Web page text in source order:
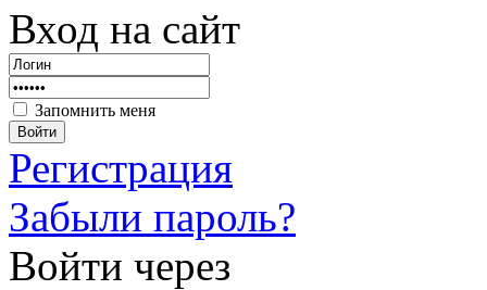
Вход на сайт
Запомнить меня
Войти
Регистрация
Забыли пароль?
Войти через